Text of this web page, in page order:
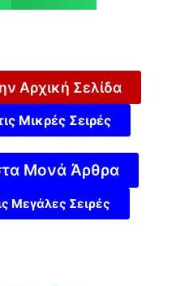
Αρχική Σελίδα
Μικρές Σειρές
Μονά Άρθρα
Μεγάλες Σειρές